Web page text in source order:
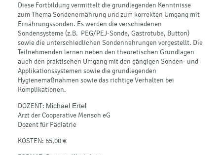
Diese Fortbildung vermittelt die grundlegenden Kenntnisse
zum Thema Sondenernährung und zum korrekten Umgang mit
Ernährungssonden. Es werden die verschiedenen
Sondensysteme (z.B. PEG/PEJ-Sonde, Gastrotube, Button)
sowie die unterschiedlichen Sondennahrungen vorgestellt. Die
Teilnehmenden lernen neben den theoretischen Grundlagen
auch den praktischen Umgang mit den gängigen Sonden- und
Applikationssystemen sowie die grundlegenden
Hygienemaßnahmen sowie das richtige Verhalten bei
Komplikationen.
DOZENT: Michael Ertel
Arzt der Cooperative Mensch eG
Dozent für Pädiatrie
KOSTEN: 65,00 €